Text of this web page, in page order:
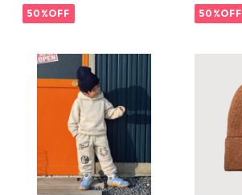
50%OFF 50%OFF